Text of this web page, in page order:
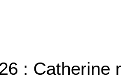
: Catherine